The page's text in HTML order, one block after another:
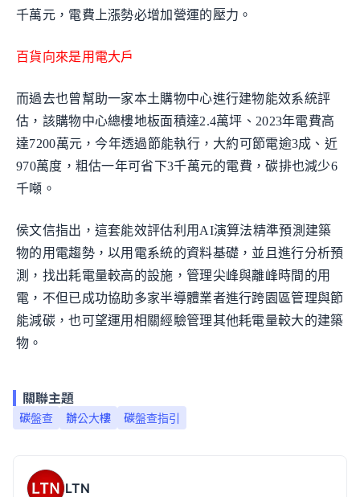
千萬元，電費上漲勢必增加營運的壓力。
百貨向來是用電大戶
而過去也曾幫助一家本土購物中心進行建物能效系統評
估，該購物中心總樓地板面積達2.4萬坪、2023年電費高
達7200萬元，今年透過節能執行，大約可節電逾3成、近
970萬度，粗估一年可省下3千萬元的電費，碳排也減少6
千噸。
侯文信指出，這套能效評估利用AI演算法精準預測建築
物的用電趨勢，以用電系統的資料基礎，並且進行分析預
測，找出耗電量較高的設施，管理尖峰與離峰時間的用
電，不但已成功協助多家半導體業者進行跨園區管理與節
能減碳，也可望運用相關經驗管理其他耗電量較大的建築
物。
關聯主題
碳盤查 辦公大樓 碳盤查指引
LTN